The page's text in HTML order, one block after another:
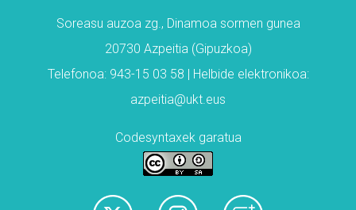
Soreasu auzoa zg., Dinamoa sormen gunea
20730 Azpeitia (Gipuzkoa)
Telefonoa: 943-15 03 58 | Helbide elektronikoa:
azpeitia@ukt.eus
Codesyntaxek garatua